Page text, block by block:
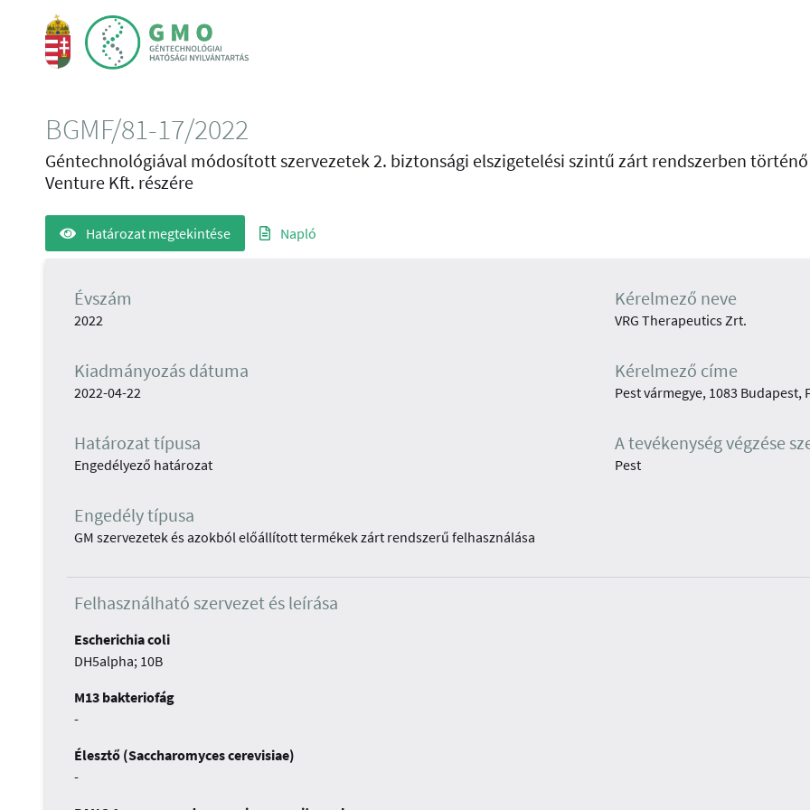
BGMF/81-17/2022
Géntechnológiával módosított szervezetek 2. biztonsági elszigetelési szintű zárt rendszerben
Venture Kft. részére
Határozat megtekintése Napló
Évszám
2022
Kérelmező neve
VRG Therapeutics Zrt.
Kiadmányozás dátuma
2022-04-22
Kérelmező címe
Pest vármegye, 1083 Budapest,
Határozat típusa
Engedélyező határozat
A tevékenység végzése
Pest
Engedély típusa
GM szervezetek és azokból előállított termékek zárt rendszerű felhasználása
Felhasználható szervezet és leírása
Escherichia coli
DH5alpha; 10B
M13 bakteriofág
-
Élesztő (Saccharomyces cerevisiae)
-